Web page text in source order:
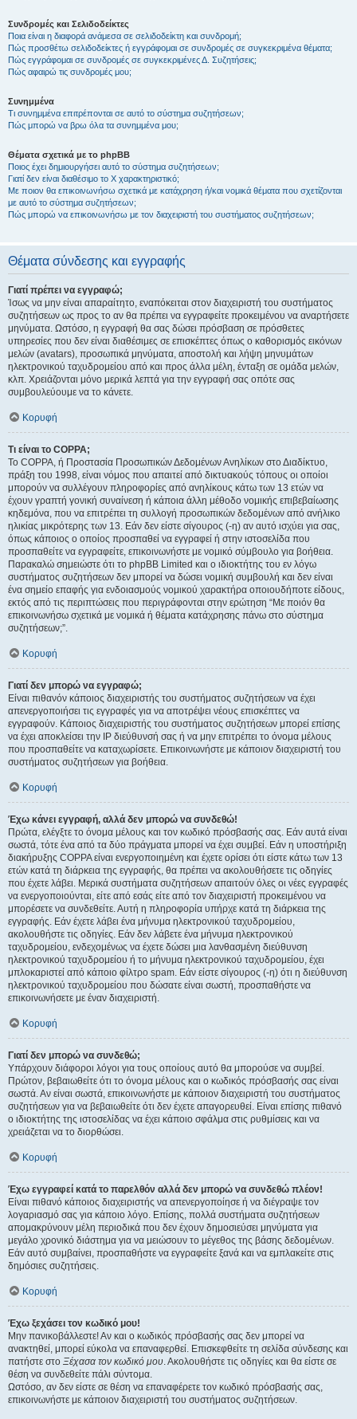
Συνδρομές και Σελιδοδείκτες
Ποια είναι η διαφορά ανάμεσα σε σελιδοδείκτη και συνδρομή;
Πώς προσθέτω σελιδοδείκτες ή εγγράφομαι σε συνδρομές σε συγκεκριμένα θέματα;
Πώς εγγράφομαι σε συνδρομές σε συγκεκριμένες Δ. Συζητήσεις;
Πώς αφαιρώ τις συνδρομές μου;
Συνημμένα
Τι συνημμένα επιτρέπονται σε αυτό το σύστημα συζητήσεων;
Πώς μπορώ να βρω όλα τα συνημμένα μου;
Θέματα σχετικά με το phpBB
Ποιος έχει δημιουργήσει αυτό το σύστημα συζητήσεων;
Γιατί δεν είναι διαθέσιμο το Χ χαρακτηριστικό;
Με ποιον θα επικοινωνήσω σχετικά με κατάχρηση ή/και νομικά θέματα που σχετίζονται
με αυτό το σύστημα συζητήσεων;
Πώς μπορώ να επικοινωνήσω με τον διαχειριστή του συστήματος συζητήσεων;
Θέματα σύνδεσης και εγγραφής
Γιατί πρέπει να εγγραφώ;
Ίσως να μην είναι απαραίτητο, εναπόκειται στον διαχειριστή του συστήματος
συζητήσεων ως προς το αν θα πρέπει να εγγραφείτε προκειμένου να αναρτήσετε
μηνύματα. Ωστόσο, η εγγραφή θα σας δώσει πρόσβαση σε πρόσθετες
υπηρεσίες που δεν είναι διαθέσιμες σε επισκέπτες όπως ο καθορισμός εικόνων
μελών (avatars), προσωπικά μηνύματα, αποστολή και λήψη μηνυμάτων
ηλεκτρονικού ταχυδρομείου από και προς άλλα μέλη, ένταξη σε ομάδα μελών,
κλπ. Χρειάζονται μόνο μερικά λεπτά για την εγγραφή σας οπότε σας
συμβουλεύουμε να το κάνετε.
Κορυφή
Τι είναι το COPPA;
Το COPPA, ή Προστασία Προσωπικών Δεδομένων Ανηλίκων στο Διαδίκτυο,
πράξη του 1998, είναι νόμος που απαιτεί από δικτυακούς τόπους οι οποίοι
μπορούν να συλλέγουν πληροφορίες από ανηλίκους κάτω των 13 ετών να
έχουν γραπτή γονική συναίνεση ή κάποια άλλη μέθοδο νομικής επιβεβαίωσης
κηδεμόνα, που να επιτρέπει τη συλλογή προσωπικών δεδομένων από ανήλικο
ηλικίας μικρότερης των 13. Εάν δεν είστε σίγουρος (-η) αν αυτό ισχύει για σας,
όπως κάποιος ο οποίος προσπαθεί να εγγραφεί ή στην ιστοσελίδα που
προσπαθείτε να εγγραφείτε, επικοινωνήστε με νομικό σύμβουλο για βοήθεια.
Παρακαλώ σημειώστε ότι το phpBB Limited και ο ιδιοκτήτης του εν λόγω
συστήματος συζητήσεων δεν μπορεί να δώσει νομική συμβουλή και δεν είναι
ένα σημείο επαφής για ενδοιασμούς νομικού χαρακτήρα οποιουδήποτε είδους,
εκτός από τις περιπτώσεις που περιγράφονται στην ερώτηση “Με ποιόν θα
επικοινωνήσω σχετικά με νομικά ή θέματα κατάχρησης πάνω στο σύστημα
συζητήσεων;”.
Κορυφή
Γιατί δεν μπορώ να εγγραφώ;
Είναι πιθανόν κάποιος διαχειριστής του συστήματος συζητήσεων να έχει
απενεργοποιήσει τις εγγραφές για να αποτρέψει νέους επισκέπτες να
εγγραφούν. Κάποιος διαχειριστής του συστήματος συζητήσεων μπορεί επίσης
να έχει αποκλείσει την IP διεύθυνσή σας ή να μην επιτρέπει το όνομα μέλους
που προσπαθείτε να καταχωρίσετε. Επικοινωνήστε με κάποιον διαχειριστή του
συστήματος συζητήσεων για βοήθεια.
Κορυφή
Έχω κάνει εγγραφή, αλλά δεν μπορώ να συνδεθώ!
Πρώτα, ελέγξτε το όνομα μέλους και τον κωδικό πρόσβασής σας. Εάν αυτά είναι
σωστά, τότε ένα από τα δύο πράγματα μπορεί να έχει συμβεί. Εάν η υποστήριξη
διακήρυξης COPPA είναι ενεργοποιημένη και έχετε ορίσει ότι είστε κάτω των 13
ετών κατά τη διάρκεια της εγγραφής, θα πρέπει να ακολουθήσετε τις οδηγίες
που έχετε λάβει. Μερικά συστήματα συζητήσεων απαιτούν όλες οι νέες εγγραφές
να ενεργοποιούνται, είτε από εσάς είτε από τον διαχειριστή προκειμένου να
μπορέσετε να συνδεθείτε. Αυτή η πληροφορία υπήρχε κατά τη διάρκεια της
εγγραφής. Εάν έχετε λάβει ένα μήνυμα ηλεκτρονικού ταχυδρομείου,
ακολουθήστε τις οδηγίες. Εάν δεν λάβετε ένα μήνυμα ηλεκτρονικού
ταχυδρομείου, ενδεχομένως να έχετε δώσει μια λανθασμένη διεύθυνση
ηλεκτρονικού ταχυδρομείου ή το μήνυμα ηλεκτρονικού ταχυδρομείου, έχει
μπλοκαριστεί από κάποιο φίλτρο spam. Εάν είστε σίγουρος (-η) ότι η διεύθυνση
ηλεκτρονικού ταχυδρομείου που δώσατε είναι σωστή, προσπαθήστε να
επικοινωνήσετε με έναν διαχειριστή.
Κορυφή
Γιατί δεν μπορώ να συνδεθώ;
Υπάρχουν διάφοροι λόγοι για τους οποίους αυτό θα μπορούσε να συμβεί.
Πρώτον, βεβαιωθείτε ότι το όνομα μέλους και ο κωδικός πρόσβασής σας είναι
σωστά. Αν είναι σωστά, επικοινωνήστε με κάποιον διαχειριστή του συστήματος
συζητήσεων για να βεβαιωθείτε ότι δεν έχετε απαγορευθεί. Είναι επίσης πιθανό
ο ιδιοκτήτης της ιστοσελίδας να έχει κάποιο σφάλμα στις ρυθμίσεις και να
χρειάζεται να το διορθώσει.
Κορυφή
Έχω εγγραφεί κατά το παρελθόν αλλά δεν μπορώ να συνδεθώ πλέον!
Είναι πιθανό κάποιος διαχειριστής να απενεργοποίησε ή να διέγραψε τον
λογαριασμό σας για κάποιο λόγο. Επίσης, πολλά συστήματα συζητήσεων
απομακρύνουν μέλη περιοδικά που δεν έχουν δημοσιεύσει μηνύματα για
μεγάλο χρονικό διάστημα για να μειώσουν το μέγεθος της βάσης δεδομένων.
Εάν αυτό συμβαίνει, προσπαθήστε να εγγραφείτε ξανά και να εμπλακείτε στις
δημόσιες συζητήσεις.
Κορυφή
Έχω ξεχάσει τον κωδικό μου!
Μην πανικοβάλλεστε! Αν και ο κωδικός πρόσβασής σας δεν μπορεί να
ανακτηθεί, μπορεί εύκολα να επαναφερθεί. Επισκεφθείτε τη σελίδα σύνδεσης και
πατήστε στο Ξέχασα τον κωδικό μου. Ακολουθήστε τις οδηγίες και θα είστε σε
θέση να συνδεθείτε πάλι σύντομα.
Ωστόσο, αν δεν είστε σε θέση να επαναφέρετε τον κωδικό πρόσβασής σας,
επικοινωνήστε με κάποιον διαχειριστή του συστήματος συζητήσεων.